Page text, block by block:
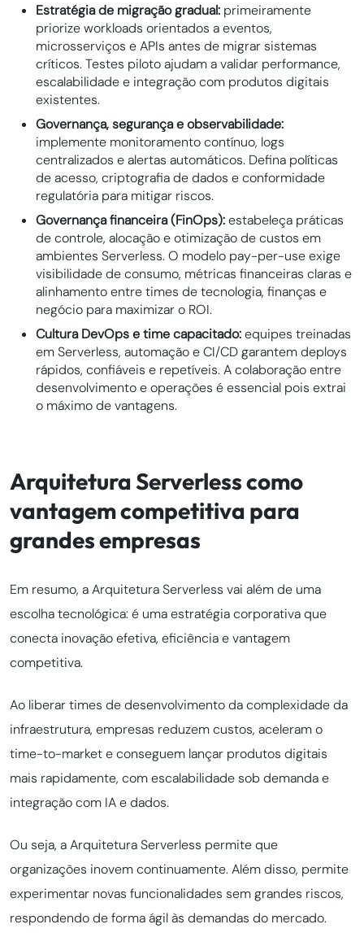
Estratégia de migração gradual: primeiramente
priorize workloads orientados a eventos,
microsserviços e APIs antes de migrar sistemas
críticos. Testes piloto ajudam a validar performance,
escalabilidade e integração com produtos digitais
existentes.
Governança, segurança e observabilidade:
implemente monitoramento contínuo, logs
centralizados e alertas automáticos. Defina políticas
de acesso, criptografia de dados e conformidade
regulatória para mitigar riscos.
Governança financeira (FinOps):estabeleça práticas
de controle, alocação e otimização de custos em
ambientes Serverless. O modelo pay-per-use exige
visibilidade de consumo, métricas financeiras claras e
alinhamento entre times de tecnologia, finanças e
negócio para maximizar o ROI.
Cultura DevOps e time capacitado:equipes treinadas
em Serverless, automação e CI/CD garantem deploys
rápidos, confiáveis e repetíveis. A colaboração entre
desenvolvimento e operações é essencial pois extrai
o máximo de vantagens.
Arquitetura Serverless como
vantagem competitiva para
grandes empresas
Em resumo, a Arquitetura Serverless vai além de uma
escolha tecnológica: é uma estratégia corporativa que
conecta inovação efetiva, eficiência e vantagem
competitiva.
Ao liberar times de desenvolvimento da complexidade da
infraestrutura, empresas reduzem custos, aceleram o
time-to-market e conseguem lançar produtos digitais
mais rapidamente, com escalabilidade sob demanda e
integração com IA e dados.
Ou seja, a Arquitetura Serverless permite que
organizações inovem continuamente. Além disso, permite
experimentar novas funcionalidades sem grandes riscos,
respondendo de forma ágil às demandas do mercado.